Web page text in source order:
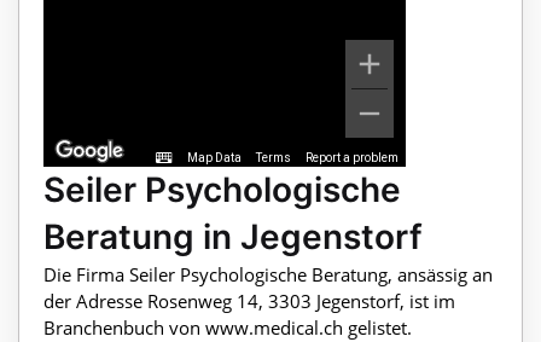
Map Data Terms Report a problem
Seiler Psychologische
Beratung in Jegenstorf
Die Firma Seiler Psychologische Beratung, ansässig an
der Adresse Rosenweg 14, 3303 Jegenstorf, ist im
Branchenbuch von www.medical.ch gelistet.